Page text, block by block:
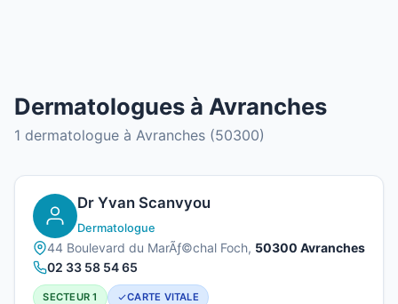
Dermatologues à Avranches
1 dermatologue à Avranches (50300)
Dr Yvan Scanvyou
Dermatologue
44 Boulevard du MarÃƒ©chal Foch, 50300 Avranches
02 33 58 54 65
SECTEUR 1 CARTE VITALE